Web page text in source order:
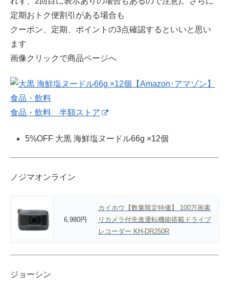
定期おトク便割引がある場合も
クーポン、定期、ポイントの3点確認するといいと思い
ます
画像クリックで商品ページへ
食品・飲料 半額ストア
5%OFF 大黒 海鮮塩ヌードル66g ×12個
ノジマオンライン
6,980円
カイホウ【数量限定特価】 100万画素
リカメラ付先進運転機能搭載ドライブ
レコーダー KH-DR250R
ジョーシン